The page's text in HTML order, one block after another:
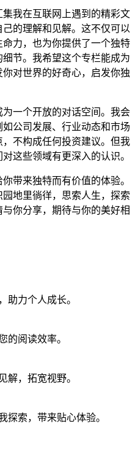
我在互联网上遇到的精彩文
的理解和见解。这不仅可以
力，也为你提供了一个独特
节。我希望这个专栏能成为
对世界的好奇心，启发你独
一个开放的对话空间。我会
公司发展、行业动态和市场
不构成任何投资建议。但我
这些领域有更深入的认识。
带来独特而有价值的体验。
地里徜徉，思索人生，探索
你分享，期待与你的美好相
助力个人成长。
的阅读效率。
解，拓宽视野。
探索，带来贴心体验。